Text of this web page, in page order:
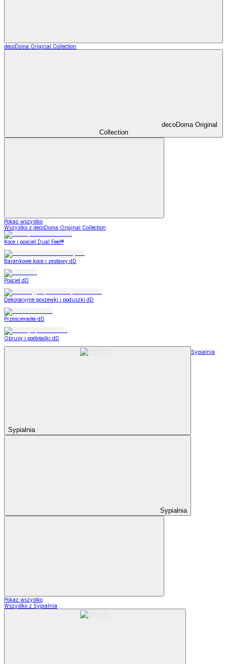
decoDoma Original Collection
decoDoma Original
Collection
Pokaż wszystko
Wszystko z decoDoma Original Collection
Koce i pościel Dual Feel®
Barankowe koce i zestawy dD
Pościel dD
Dekoracyjne poszewki i poduszki dD
Prześcieradła dD
Obrusy i podkładki dD
Sypialnia
Sypialnia
Sypialnia
Pokaż wszystko
Wszystko z Sypialnia